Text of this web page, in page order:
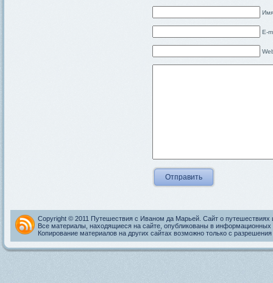
E-
Copyright © 2011 Путешествия с Иваном да Марьей. Сайт о путешествиях
Все материалы, находящиеся на сайте, опубликованы в информационных
Копирование материалов на других сайтах возможно только с разрешения